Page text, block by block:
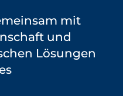
mit
und
Lösungen